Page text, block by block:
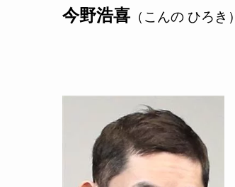
今野浩喜 （こんの ひろき）